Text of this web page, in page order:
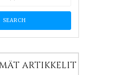
ARTIKKELIT